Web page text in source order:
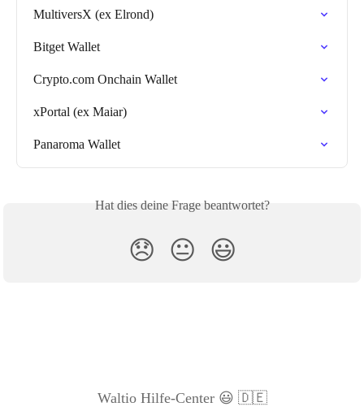
MultiversX (ex Elrond)
Bitget Wallet
Crypto.com Onchain Wallet
xPortal (ex Maiar)
Panaroma Wallet
Hat dies deine Frage beantwortet?
😞 😐 😃
Waltio Hilfe-Center 😃 🇩🇪